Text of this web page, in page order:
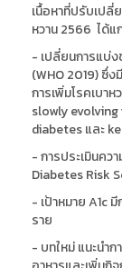
เนื้อหาที่ปรับเปลี่
หวาน 2566 ได้แ
- เปลี่ยนการแบ่ง
(WHO 2019) ซึ่งมี
การเพิ่มโรคเบา
slowly
diabetes และ
- การประเมินคว
Diabetes Risk
- เป้าหมาย A1c
ราย
- บทใหม่ แนะนำ